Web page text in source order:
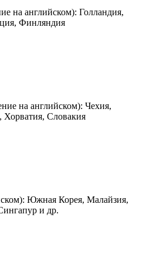
на английском): Голландия,
Финляндия
на английском): Чехия,
Словакия
Южная Корея, Малайзия,
и др.